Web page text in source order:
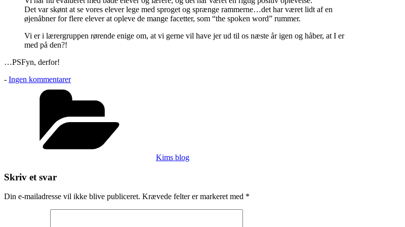
Det var skønt at se vores elever lege med sproget og sprænge rammerne…det har været lidt af en
øjenåbner for flere elever at opleve de mange facetter, som “the spoken word” rummer.
Vi er i lærergruppen rørende enige om, at vi gerne vil have jer ud til os næste år igen og håber, at I er
med på den?!
…PSFyn, derfor!
- Ingen kommentarertil
Sooooolrød
Kims blog
Skriv et svar
Din e-mailadresse vil ikke blive publiceret. Krævede felter er markeret med *